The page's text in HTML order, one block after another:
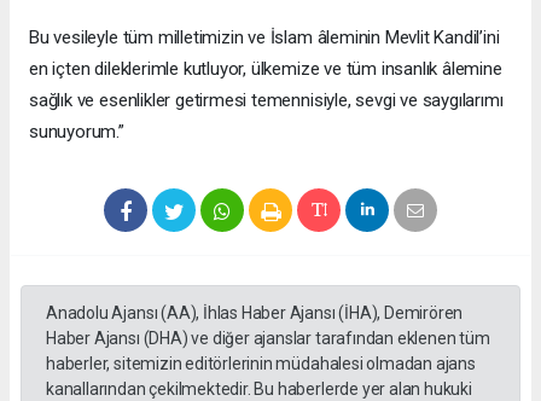
Bu vesileyle tüm milletimizin ve İslam âleminin Mevlit Kandil’ini
en içten dileklerimle kutluyor, ülkemize ve tüm insanlık âlemine
sağlık ve esenlikler getirmesi temennisiyle, sevgi ve saygılarımı
sunuyorum.”
Anadolu Ajansı (AA), İhlas Haber Ajansı (İHA), Demirören
Haber Ajansı (DHA) ve diğer ajanslar tarafından eklenen tüm
haberler, sitemizin editörlerinin müdahalesi olmadan ajans
kanallarından çekilmektedir. Bu haberlerde yer alan hukuki